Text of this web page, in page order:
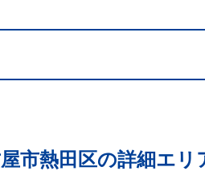
市熱田区の詳細エリ